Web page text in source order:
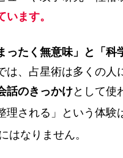
ます。
ったく無意味」と「科
、占星術は多くの人
話のきっかけとして使
理される」という体
はなりません。